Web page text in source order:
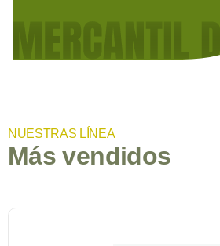
NUESTRAS LÍNEA
Más vendidos